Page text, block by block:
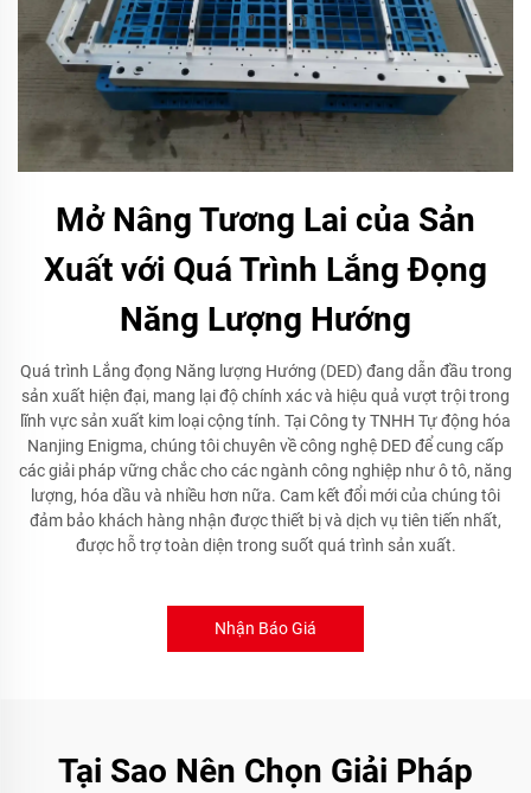
Mở Nâng Tương Lai của Sản
Xuất với Quá Trình Lắng Đọng
Năng Lượng Hướng
Quá trình Lắng đọng Năng lượng Hướng (DED) đang dẫn đầu trong
sản xuất hiện đại, mang lại độ chính xác và hiệu quả vượt trội trong
lĩnh vực sản xuất kim loại cộng tính. Tại Công ty TNHH Tự động hóa
Nanjing Enigma, chúng tôi chuyên về công nghệ DED để cung cấp
các giải pháp vững chắc cho các ngành công nghiệp như ô tô, năng
lượng, hóa dầu và nhiều hơn nữa. Cam kết đổi mới của chúng tôi
đảm bảo khách hàng nhận được thiết bị và dịch vụ tiên tiến nhất,
được hỗ trợ toàn diện trong suốt quá trình sản xuất.
Nhận Báo Giá
Tại Sao Nên Chọn Giải Pháp